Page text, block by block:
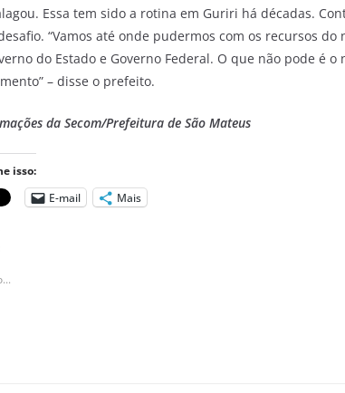
Essa tem sido a rotina em Guriri há décadas.
“Vamos até onde pudermos com os recursos
do Estado e Governo Federal. O que não pode é
– disse o prefeito.
da Secom/Prefeitura de São Mateus
isso:
E-mail
Mais